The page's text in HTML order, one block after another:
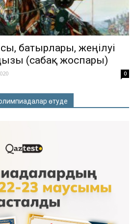
батырлары, жеңілуі
(сабақ жоспары)
0
өтуде